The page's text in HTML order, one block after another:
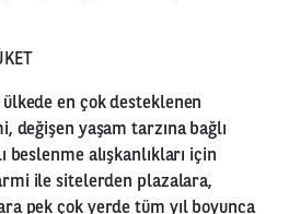
en çok desteklenen
değişen yaşam tarzına bağlı
beslenme alışkanlıkları için
ile sitelerden plazalara,
pek çok yerde tüm yıl boyunca